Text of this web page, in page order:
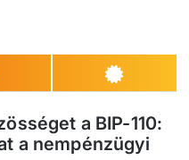
a BIP-110:
a nempénzügyi